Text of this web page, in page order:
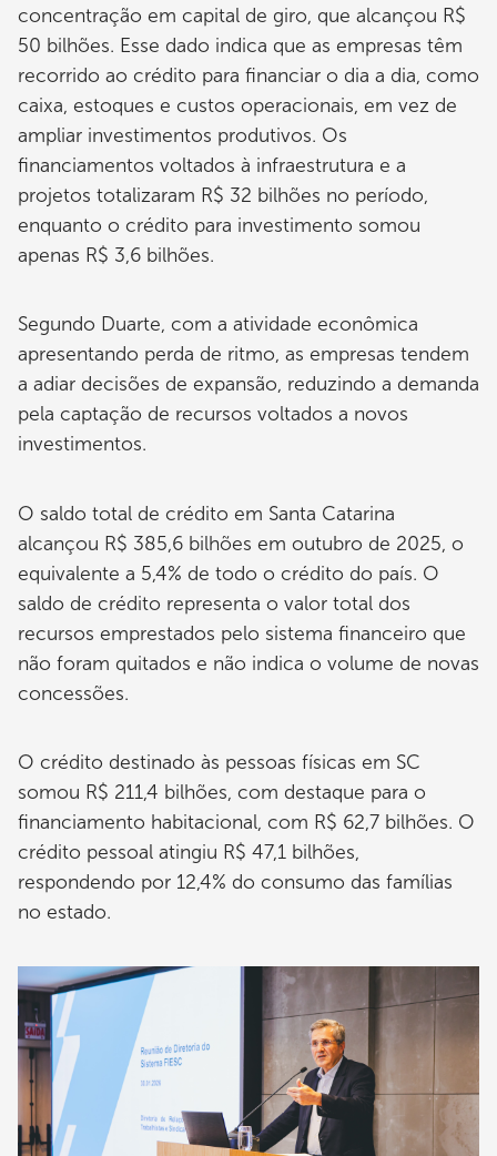
concentração em capital de giro, que alcançou R$
50 bilhões. Esse dado indica que as empresas têm
recorrido ao crédito para financiar o dia a dia, como
caixa, estoques e custos operacionais, em vez de
ampliar investimentos produtivos. Os
financiamentos voltados à infraestrutura e a
projetos totalizaram R$ 32 bilhões no período,
enquanto o crédito para investimento somou
apenas R$ 3,6 bilhões.
Segundo Duarte, com a atividade econômica
apresentando perda de ritmo, as empresas tendem
a adiar decisões de expansão, reduzindo a demanda
pela captação de recursos voltados a novos
investimentos.
O saldo total de crédito em Santa Catarina
alcançou R$ 385,6 bilhões em outubro de 2025, o
equivalente a 5,4% de todo o crédito do país. O
saldo de crédito representa o valor total dos
recursos emprestados pelo sistema financeiro que
não foram quitados e não indica o volume de novas
concessões.
O crédito destinado às pessoas físicas em SC
somou R$ 211,4 bilhões, com destaque para o
financiamento habitacional, com R$ 62,7 bilhões. O
crédito pessoal atingiu R$ 47,1 bilhões,
respondendo por 12,4% do consumo das famílias
no estado.
Imagem